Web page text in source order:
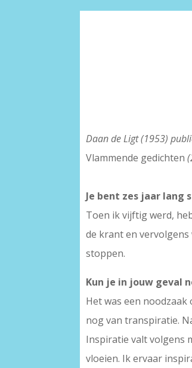
Daan de Ligt (1953)
Vlammende gedichten
Je bent zes jaar lang
Toen ik vijftig werd,
de krant en
stoppen.
Kun je in jouw geval
Het was een
nog van transpiratie.
Inspiratie valt volgens
vloeien. Ik ervaar